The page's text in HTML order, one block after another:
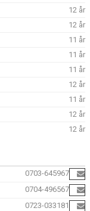
12 år
12 år
11 år
11 år
11 år
12 år
11 år
12 år
12 år
0703-645967
0704-496567
0723-033181